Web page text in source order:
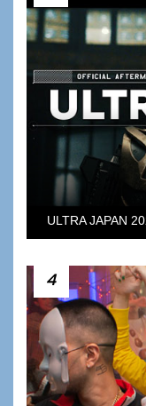
ULTRA JAPAN
4